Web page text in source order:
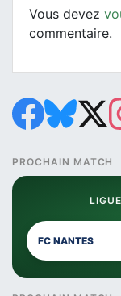
Vous devez
commentaire.
PROCHAIN MATCH
FC NANTES